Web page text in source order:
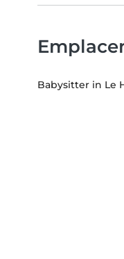
Babysitter in Le